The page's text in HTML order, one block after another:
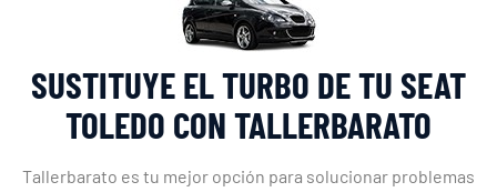
SUSTITUYE EL TURBO DE TU SEAT
TOLEDO CON TALLERBARATO
Tallerbarato es tu mejor opción para solucionar problemas